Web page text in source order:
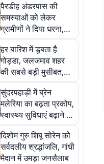
पैरडीह अंडरपास की
समस्याओं को लेकर
ग्रामीणों ने दिया धरना,
ओवरब्रिज निर्माण की उठी
मांग
हर बारिश में डूबता है
गोड्डा, जलजमाव शहर
की सबसे बड़ी मुसीबत,
देखें तस्वीरें
सुंदरपहाड़ी में ब्रेन
मलेरिया का बढ़ता प्रकोप,
स्वास्थ्य सुविधाएं बढ़ाने की
उठी मांग
दिशोम गुरु शिबू सोरेन को
सर्वदलीय श्रद्धांजलि, गांधी
मैदान में उमड़ा जनसैलाब